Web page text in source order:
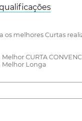
os melhores Curtas
CURTA
Melhor Longa